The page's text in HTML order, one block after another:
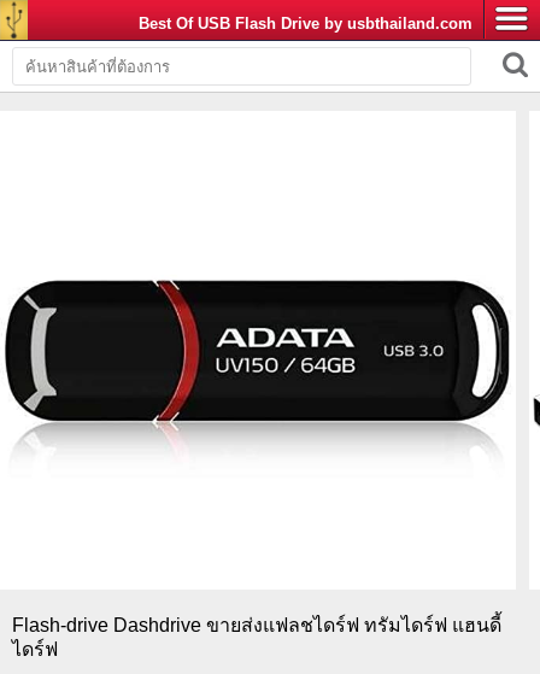
Best Of USB Flash Drive by usbthailand.com
Flash-drive Dashdrive ขายส่งแฟลชไดร์ฟ ทรัมไดร์ฟ แฮนดี้
ไดร์ฟ